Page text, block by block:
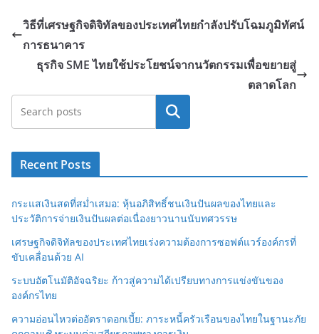
วิธีที่เศรษฐกิจดิจิทัลของประเทศไทยกำลังปรับโฉมภูมิทัศน์
การธนาคาร
ธุรกิจ SME ไทยใช้ประโยชน์จากนวัตกรรมเพื่อขยายสู่
ตลาดโลก
Search
Recent Posts
กระแสเงินสดที่สม่ำเสมอ: หุ้นอภิสิทธิ์ชนเงินปันผลของไทยและ
ประวัติการจ่ายเงินปันผลต่อเนื่องยาวนานนับทศวรรษ
เศรษฐกิจดิจิทัลของประเทศไทยเร่งความต้องการซอฟต์แวร์องค์กรที่
ขับเคลื่อนด้วย AI
ระบบอัตโนมัติอัจฉริยะ ก้าวสู่ความได้เปรียบทางการแข่งขันของ
องค์กรไทย
ความอ่อนไหวต่ออัตราดอกเบี้ย: ภาระหนี้ครัวเรือนของไทยในฐานะภัย